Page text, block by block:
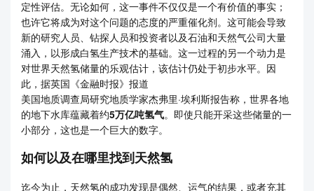
定性评估。无论如何，这一事件不仅仅是一个有价值的事实；
也许它将成为对这个问题的态度的严重催化剂。这可能会导致
新的研究人员、钻探人员和投资者以及石油和天然气公司大量
涌入，以形成白氢生产技术的基础。这一过程的另一个动力是
对世界天然氢储量的乐观估计，该估计仍处于初步水平。因
此，据英国《金融时报》报道
美国地质调查局研究地质学家杰弗里·埃利斯报告称，世界各地
的地下水库蕴藏着约5万亿吨氢气。即使只能开采这些储量的一
小部分，这也是一个巨大的数字。
如何以及在哪里找到天然氢
迄今为止，天然氢的成功发现是偶然、运气的结果，或者充其